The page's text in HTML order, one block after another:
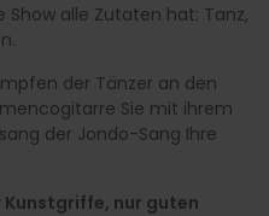
Show alle Zutaten hat: Tanz,
der Tänzer an den
Sie mit ihrem
der Jondo-Sang Ihre
Kunstgriffe, nur guten